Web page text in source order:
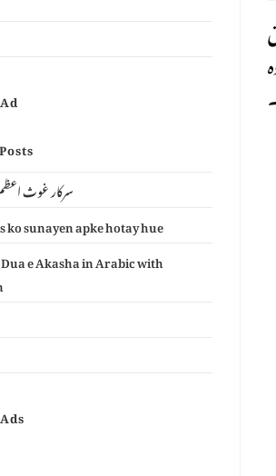
سرکار غوث
ko sunayen apke hotay hue